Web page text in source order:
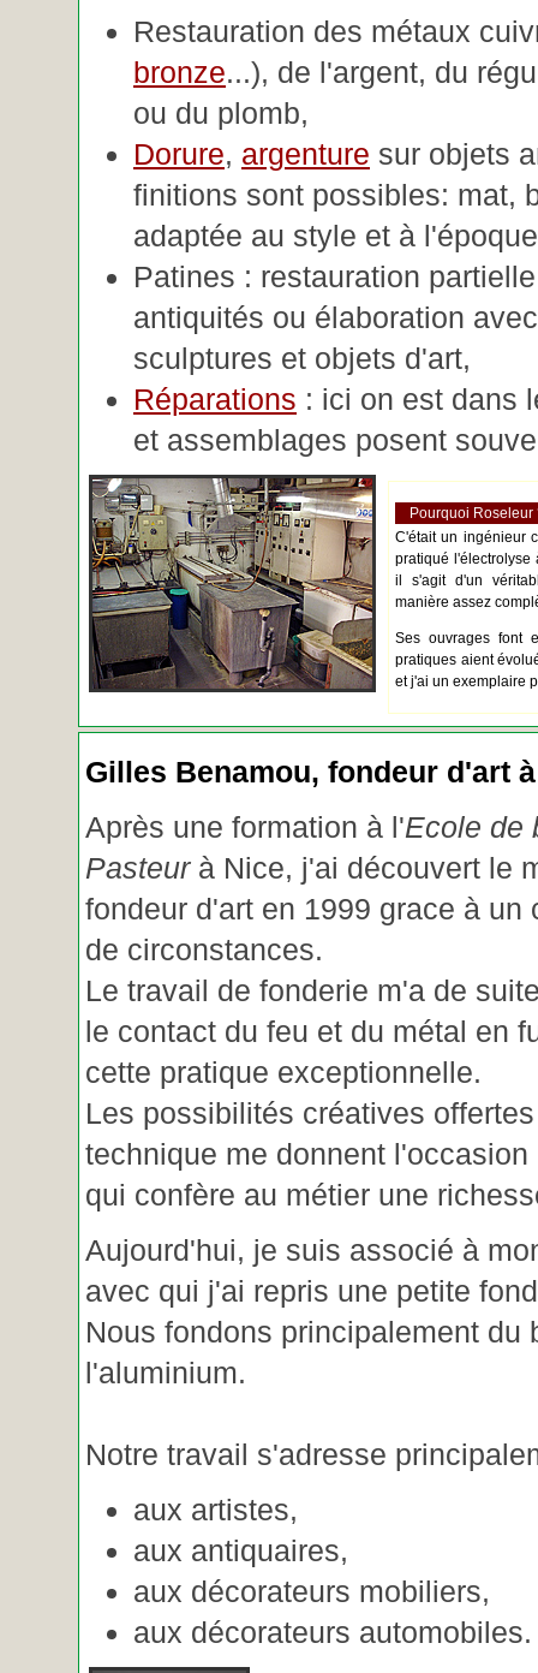
Restauration des métaux
bronze...), de l'argent, du
ou du plomb,
Dorure, argenture sur objets
finitions sont possibles: mat,
adaptée au style et à
Patines : restauration
antiquités ou élaboration
sculptures et objets d'art,
Réparations : ici on est dans
et assemblages posent
Pourquoi Roseleur
C'était un ingénieur
pratiqué l'électrolyse
il s'agit d'un
manière assez
Ses ouvrages font
pratiques aient
et j'ai un exemplaire
Gilles Benamou, fondeur d'art
Après une formation à l'Ecole de
Pasteurà Nice, j'ai découvert le
fondeur d'art en 1999 grace à un
de circonstances.
Le travail de fonderie m'a de
le contact du feu et du métal en
cette pratique exceptionnelle.
Les possibilités créatives
technique me donnent
qui confère au métier une
Aujourd'hui, je suis associé à
avec qui j'ai repris une petite
Nous fondons principalement
l'aluminium.
Notre travail s'adresse
aux artistes,
aux antiquaires,
aux décorateurs mobiliers,
aux décorateurs automobiles.